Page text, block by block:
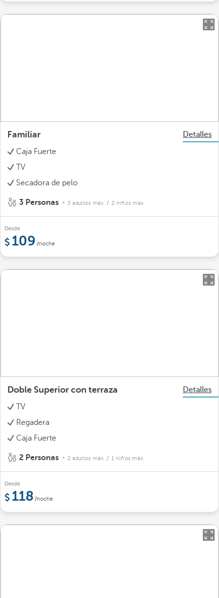
Familiar
Detalles
Caja Fuerte
TV
Secadora de pelo
3 Personas 3 adultos máx. / 2 niños máx.
Desde
109 /noche
Doble Superior con terraza
Detalles
TV
Regadera
Caja Fuerte
2 Personas 2 adultos máx. / 1 niños máx.
Desde
118 /noche